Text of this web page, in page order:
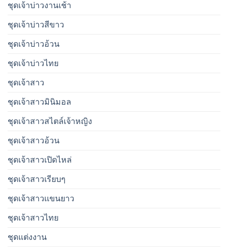
ชุดเจ้าบ่าวงานเช้า
ชุดเจ้าบ่าวสีขาว
ชุดเจ้าบ่าวอ้วน
ชุดเจ้าบ่าวไทย
ชุดเจ้าสาว
ชุดเจ้าสาวมินิมอล
ชุดเจ้าสาวสไตล์เจ้าหญิง
ชุดเจ้าสาวอ้วน
ชุดเจ้าสาวเปิดไหล่
ชุดเจ้าสาวเรียบๆ
ชุดเจ้าสาวเเขนยาว
ชุดเจ้าสาวไทย
ชุดแต่งงาน